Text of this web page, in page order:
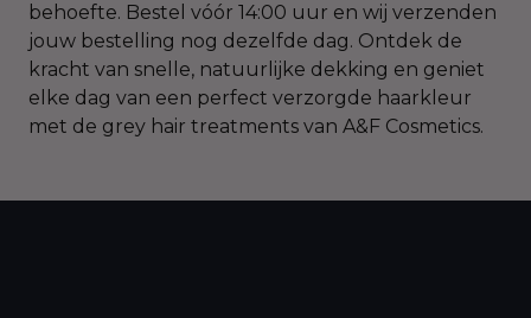
behoefte. Bestel vóór 14:00 uur en wij verzenden
jouw bestelling nog dezelfde dag. Ontdek de
kracht van snelle, natuurlijke dekking en geniet
elke dag van een perfect verzorgde haarkleur
met de grey hair treatments van A&F Cosmetics.